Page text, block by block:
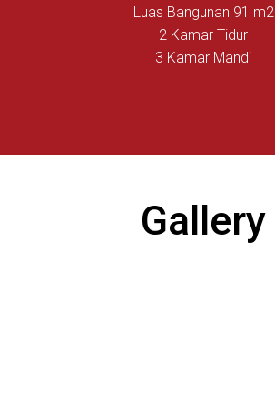
Luas Bangunan 91 m2
2 Kamar Tidur
3 Kamar Mandi
Gallery